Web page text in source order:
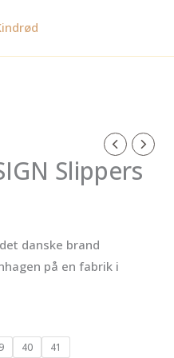
Slippers
danske brand
på en fabrik i
40 41